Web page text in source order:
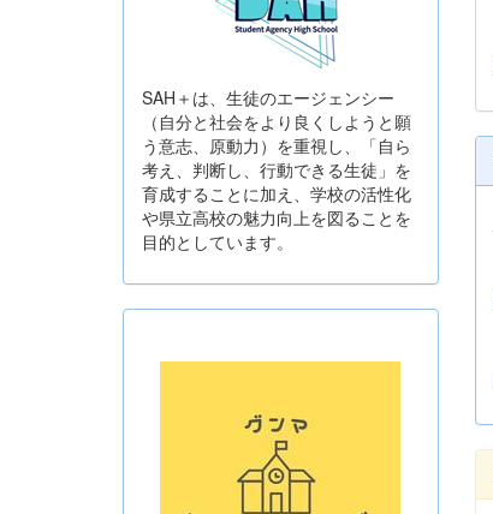
SAH＋は、生徒のエージェンシー
（自分と社会をより良くしようと願
う意志、原動力）を重視し、「自ら
考え、判断し、行動できる生徒」を
育成することに加え、学校の活性化
や県立高校の魅力向上を図ることを
目的としています。